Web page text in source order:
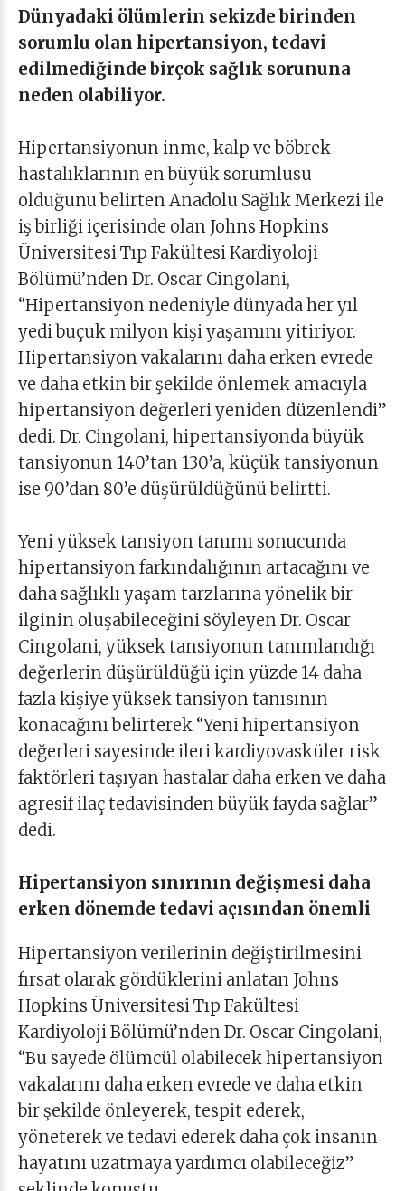
Dünyadaki ölümlerin sekizde birinden
sorumlu olan hipertansiyon, tedavi
edilmediğinde birçok sağlık sorununa
neden olabiliyor.
Hipertansiyonun inme, kalp ve böbrek
hastalıklarının en büyük sorumlusu
olduğunu belirten Anadolu Sağlık Merkezi ile
iş birliği içerisinde olan Johns Hopkins
Üniversitesi Tıp Fakültesi Kardiyoloji
Bölümü’nden Dr. Oscar Cingolani,
“Hipertansiyon nedeniyle dünyada her yıl
yedi buçuk milyon kişi yaşamını yitiriyor.
Hipertansiyon vakalarını daha erken evrede
ve daha etkin bir şekilde önlemek amacıyla
hipertansiyon değerleri yeniden düzenlendi”
dedi. Dr. Cingolani, hipertansiyonda büyük
tansiyonun 140’tan 130’a, küçük tansiyonun
ise 90’dan 80’e düşürüldüğünü belirtti.
Yeni yüksek tansiyon tanımı sonucunda
hipertansiyon farkındalığının artacağını ve
daha sağlıklı yaşam tarzlarına yönelik bir
ilginin oluşabileceğini söyleyen Dr. Oscar
Cingolani, yüksek tansiyonun tanımlandığı
değerlerin düşürüldüğü için yüzde 14 daha
fazla kişiye yüksek tansiyon tanısının
konacağını belirterek “Yeni hipertansiyon
değerleri sayesinde ileri kardiyovasküler risk
faktörleri taşıyan hastalar daha erken ve daha
agresif ilaç tedavisinden büyük fayda sağlar”
dedi.
Hipertansiyon sınırının değişmesi daha
erken dönemde tedavi açısından önemli
Hipertansiyon verilerinin değiştirilmesini
fırsat olarak gördüklerini anlatan Johns
Hopkins Üniversitesi Tıp Fakültesi
Kardiyoloji Bölümü’nden Dr. Oscar Cingolani,
“Bu sayede ölümcül olabilecek hipertansiyon
vakalarını daha erken evrede ve daha etkin
bir şekilde önleyerek, tespit ederek,
yöneterek ve tedavi ederek daha çok insanın
hayatını uzatmaya yardımcı olabileceğiz”